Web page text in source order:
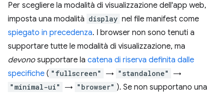
Per scegliere la modalità di visualizzazione dell'app web,
imposta una modalità display nel file manifest come
spiegato in precedenza. I browser non sono tenuti a
supportare tutte le modalità di visualizzazione, ma
devono supportare la catena di riserva definita dalle
specifiche ( "fullscreen" → "standalone" →
"minimal-ui" → "browser" ). Se non supportano una